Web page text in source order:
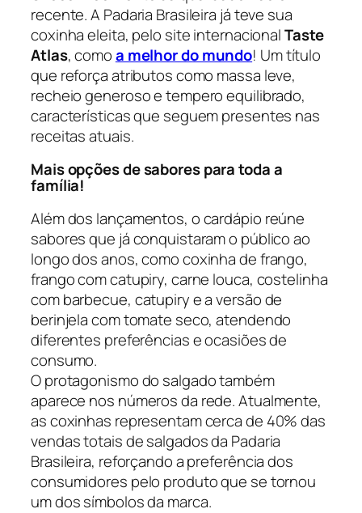
recente. A Padaria Brasileira já teve sua
coxinha eleita, pelo site internacionalTaste
Atlas, comoa melhor do mundo! Um título
que reforça atributos como massa leve,
recheio generoso e tempero equilibrado,
características que seguem presentes nas
receitas atuais.
Mais opções de sabores para toda a
família!
Além dos lançamentos, o cardápio reúne
sabores que já conquistaram o público ao
longo dos anos, como coxinha de frango,
frango com catupiry, carne louca, costelinha
com barbecue, catupiry e a versão de
berinjela com tomate seco, atendendo
diferentes preferências e ocasiões de
consumo.
O protagonismo do salgado também
aparece nos números da rede. Atualmente,
as coxinhas representam cerca de 40% das
vendas totais de salgados da Padaria
Brasileira, reforçando a preferência dos
consumidores pelo produto que se tornou
um dos símbolos da marca.